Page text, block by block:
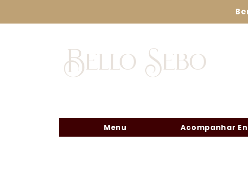
Bello Sebo
Menu Acompanhar